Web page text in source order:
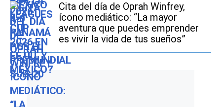
Cita del día de Oprah Winfrey,
ícono mediático: “La mayor
aventura que puedes emprender
es vivir la vida de tus sueños”